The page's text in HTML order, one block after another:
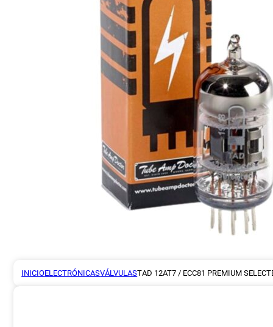
INICIOELECTRÓNICASVÁLVULASTAD 12AT7 / ECC81 PREMIUM